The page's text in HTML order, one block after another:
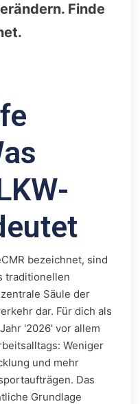
Finde
bezeichnet, sind
traditionellen
Säule der
dar. Für dich als
'2026' vor allem
Weniger
und mehr
Das
Grundlage